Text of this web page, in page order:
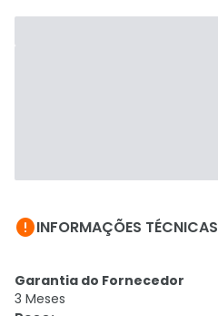
INFORMAÇÕES TÉCNICAS
Garantia do Fornecedor
3 Meses